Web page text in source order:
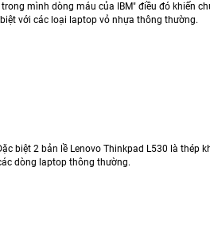
mình dòng máu của IBM" điều đó khiến
với các loại laptop vỏ nhựa thông thường.
biệt 2 bản lề Lenovo Thinkpad L530 là thép
dòng laptop thông thường.